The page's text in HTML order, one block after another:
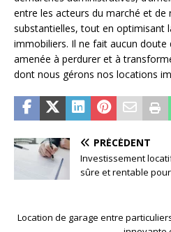
entre les acteurs du marché et de
substantielles, tout en optimisant
immobiliers. Il ne fait aucun
amenée à perdurer et à
dont nous gérons nos locations
PRÉCÉDENT
Investissement
sûre et rentable
Location de garage entre